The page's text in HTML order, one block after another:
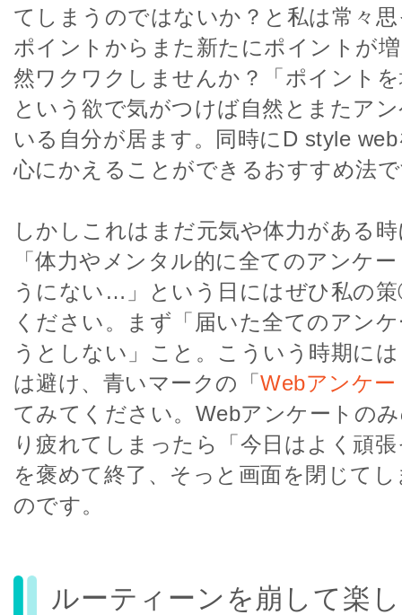
てしまうのではないか？と私は常々
ポイントからまた新たにポイントが
然ワクワクしませんか？「ポイント
という欲で気がつけば自然とまたア
いる自分が居ます。同時にD style
心にかえることができるおすすめ法
しかしこれはまだ元気や体力がある
「体力やメンタル的に全てのアンケ
うにない…」という日にはぜひ私の
ください。まず「届いた全てのアン
うとしない」こと。こういう時期に
は避け、青いマークの「Webアンケー
てみてください。Webアンケートの
り疲れてしまったら「今日はよく頑
を褒めて終了、そっと画面を閉じて
のです。
ルーティーンを崩して楽